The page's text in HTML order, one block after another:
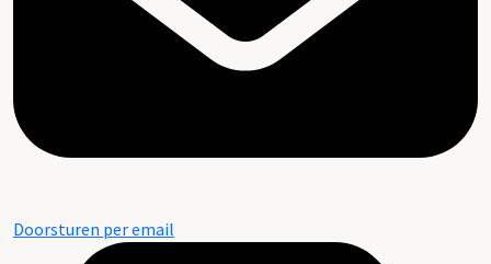
Doorsturen per email